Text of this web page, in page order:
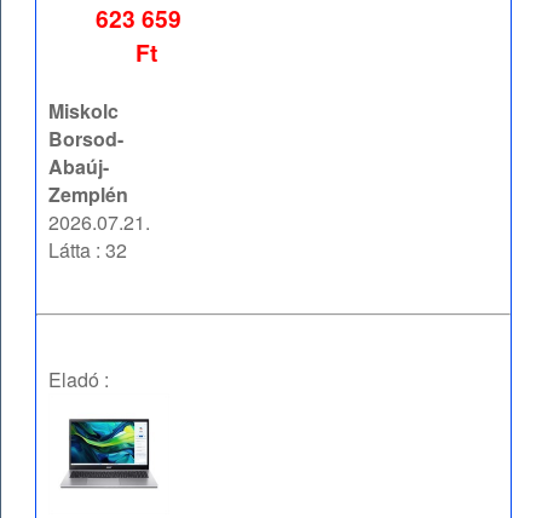
623 659
Ft
Miskolc
Borsod-
Abaúj-
Zemplén
2026.07.21.
Látta : 32
Eladó :